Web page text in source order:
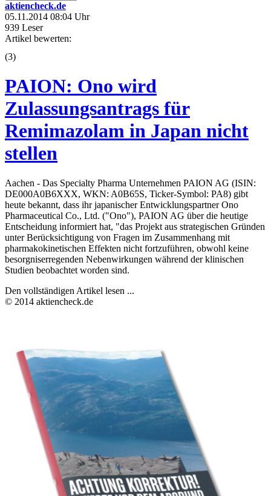
aktiencheck.de
05.11.2014 08:04 Uhr
939 Leser
Artikel bewerten:
(3)
PAION: Ono wird
Zulassungsantrags für
Remimazolam in Japan nicht
stellen
Aachen - Das Specialty Pharma Unternehmen PAION AG (ISIN:
DE000A0B6XXX, WKN: A0B65S, Ticker-Symbol: PA8) gibt
heute bekannt, dass ihr japanischer Entwicklungspartner Ono
Pharmaceutical Co., Ltd. ("Ono"), PAION AG über die heutige
Entscheidung informiert hat, "das Projekt aus strategischen Gründen
unter Berücksichtigung von Fragen im Zusammenhang mit
pharmakokinetischen Effekten nicht fortzuführen, obwohl keine
besorgniserregenden Nebenwirkungen während der klinischen
Studien beobachtet worden sind.
Den vollständigen Artikel lesen ...
© 2014 aktiencheck.de